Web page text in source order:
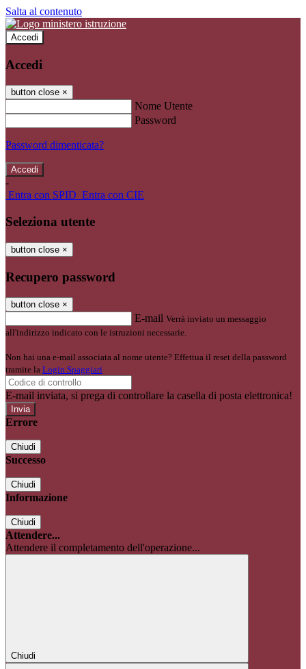
Salta al contenuto
Accedi
Accedi
button close ×
Nome Utente
Password
Password dimenticata?
-
Entra con SPID Entra con CIE
Seleziona utente
button close ×
Recupero password
button close ×
E-mail Verrà inviato un messaggio
all'indirizzo indicato con le istruzioni necessarie.
Non hai una e-mail associata al nome utente? Effettua il reset della password
tramite la Login Spaggiari
E-mail inviata, si prega di controllare la casella di posta elettronica!
Errore
Chiudi
Successo
Chiudi
Informazione
Chiudi
Attendere...
Attendere il completamento dell'operazione...
Chiudi